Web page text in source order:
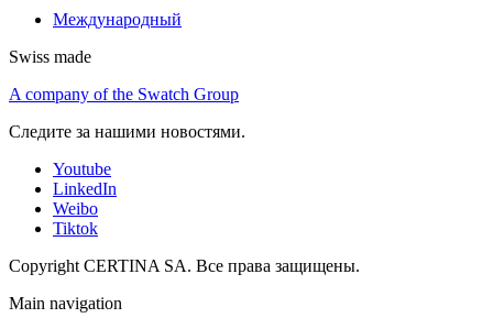
Международный
Swiss made
A company of the Swatch Group
Следите за нашими новостями.
Youtube
LinkedIn
Weibo
Tiktok
Copyright CERTINA SA. Все права защищены.
Main navigation